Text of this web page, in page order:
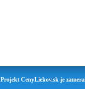
Projekt CenyLiekov.sk je